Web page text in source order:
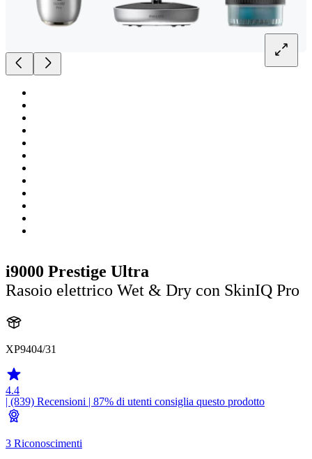
i9000 Prestige Ultra
Rasoio elettrico Wet & Dry con SkinIQ Pro
XP9404/31
4.4
| (839) Recensioni | 87% di utenti consiglia questo prodotto
3 Riconoscimenti